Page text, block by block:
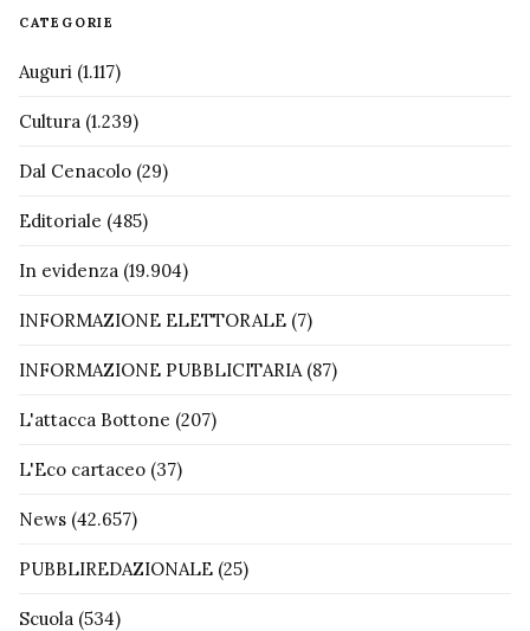
CATEGORIE
Auguri (1.117)
Cultura (1.239)
Dal Cenacolo (29)
Editoriale (485)
In evidenza (19.904)
INFORMAZIONE ELETTORALE (7)
INFORMAZIONE PUBBLICITARIA (87)
L'attacca Bottone (207)
L'Eco cartaceo (37)
News (42.657)
PUBBLIREDAZIONALE (25)
Scuola (534)